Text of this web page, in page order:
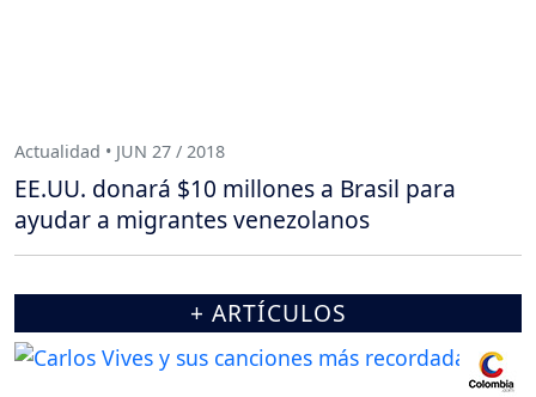
Actualidad • JUN 27 / 2018
EE.UU. donará $10 millones a Brasil para
ayudar a migrantes venezolanos
+ ARTÍCULOS